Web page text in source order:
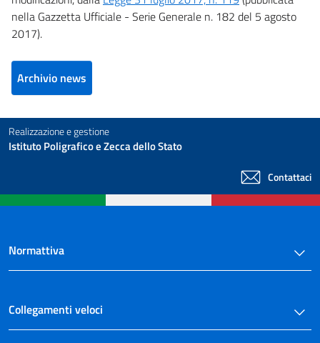
nella Gazzetta Ufficiale - Serie Generale n. 182 del 5 agosto
2017).
Archivio news
Realizzazione e gestione
Istituto Poligrafico e Zecca dello Stato
Contattaci
Normattiva
Collegamenti veloci